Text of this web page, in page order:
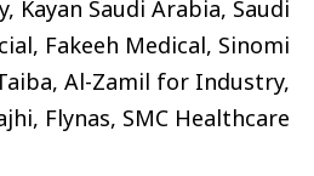
Fakeeh Medical, Sinomi
Al-Zamil for Industry,
Flynas, SMC Healthcare”.